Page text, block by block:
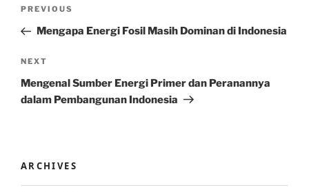
Previous
Post
PREVIOUS
Mengapa Energi Fosil Masih Dominan di Indonesia
Next
Post
NEXT
Mengenal Sumber Energi Primer dan Peranannya
dalam Pembangunan Indonesia
ARCHIVES